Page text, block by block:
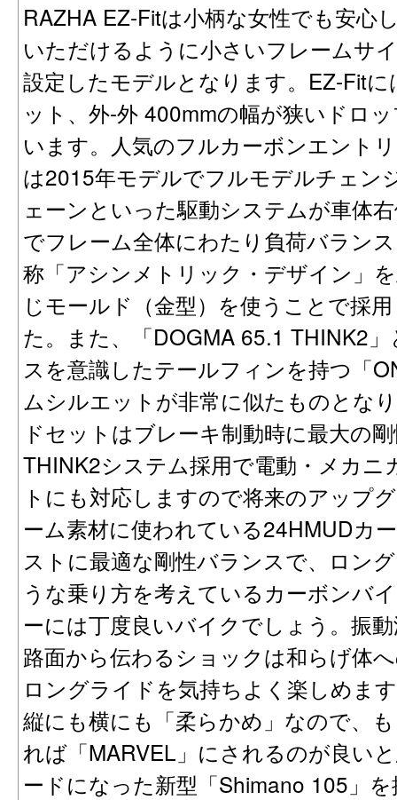
RAZHA EZ-Fitは小柄な女性でも安心
いただけるように小さいフレームサ
設定したモデルとなります。EZ-Fit
ット、外-外 400mmの幅が狭いドロ
います。人気のフルカーボンエント
は2015年モデルでフルモデルチェン
ェーンといった駆動システムが車体
でフレーム全体にわたり負荷バラン
称「アシンメトリック・デザイン」
じモールド（金型）を使うことで採
た。また、「DOGMA 65.1 THINK2
スを意識したテールフィンを持つ「
ムシルエットが非常に似たものとな
ドセットはブレーキ制動時に最大の
THINK2システム採用で電動・メカ
トにも対応しますので将来のアップ
ーム素材に使われている24HMUDカ
ストに最適な剛性バランスで、ロン
うな乗り方を考えているカーボンバ
ーには丁度良いバイクでしょう。振
路面から伝わるショックは和らげ体
ロングライドを気持ちよく楽しめま
縦にも横にも「柔らかめ」なので、
れば「MARVEL」にされるのが良い
ードになった新型「Shimano 105」